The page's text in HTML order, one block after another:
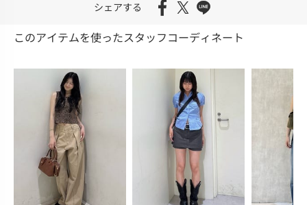
シェアする
このアイテムを使ったスタッフコーディネート